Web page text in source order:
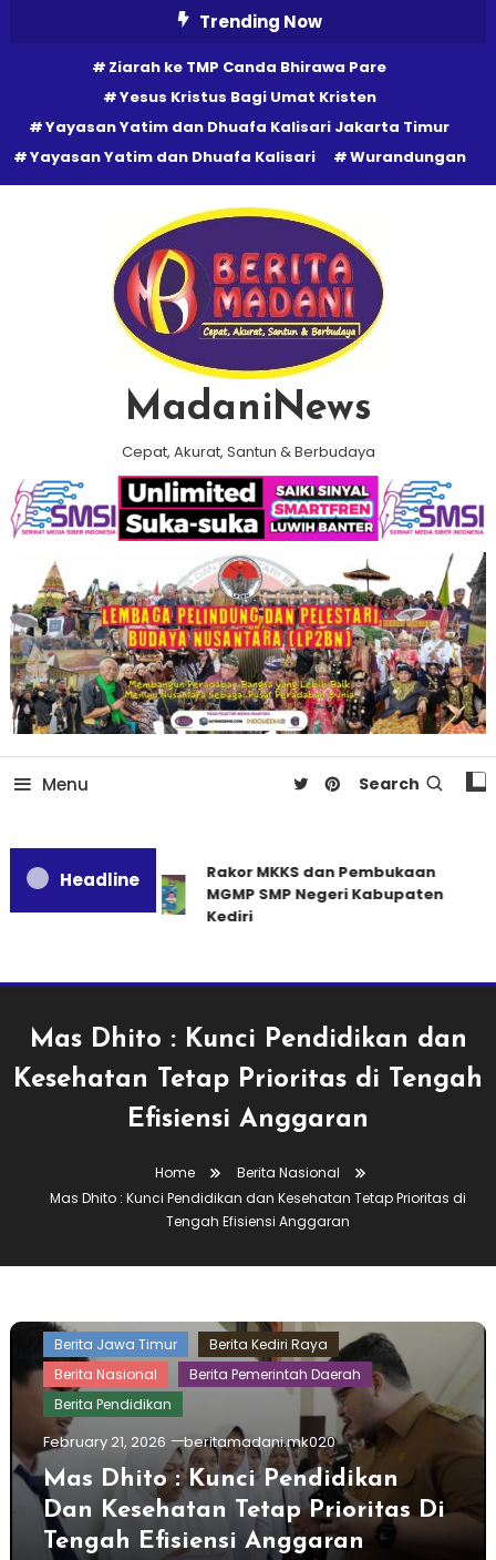
Trending Now
Ziarah ke TMP Canda Bhirawa Pare
Yesus Kristus Bagi Umat Kristen
Yayasan Yatim dan Dhuafa Kalisari Jakarta Timur
Yayasan Yatim dan Dhuafa Kalisari
Wurandungan
MadaniNews
Cepat, Akurat, Santun & Berbudaya
Menu Search
Headline
Rakor MKKS dan Pembukaan
MGMP SMP Negeri Kabupaten
Kediri
Mas Dhito : Kunci Pendidikan dan
Kesehatan Tetap Prioritas di Tengah
Efisiensi Anggaran
Home
Berita Nasional
Mas Dhito : Kunci Pendidikan dan Kesehatan Tetap Prioritas di
Tengah Efisiensi Anggaran
Berita Jawa Timur
Berita Kediri Raya
Berita Nasional
Berita Pemerintah Daerah
Berita Pendidikan
February 21, 2026 beritamadani.mk020
Mas Dhito : Kunci Pendidikan
Dan Kesehatan Tetap Prioritas Di
Tengah Efisiensi Anggaran